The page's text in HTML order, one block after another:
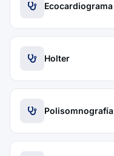
Ecocardiograma
Holter
Polisomnografía